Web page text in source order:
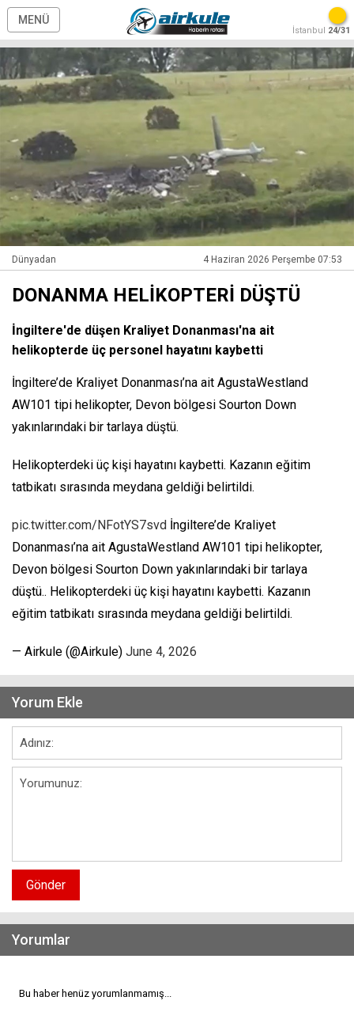
MENÜ
İstanbul 24/31
Dünyadan 4 Haziran 2026 Perşembe 07:53
DONANMA HELİKOPTERİ DÜŞTÜ
İngiltere'de düşen Kraliyet Donanması'na ait
helikopterde üç personel hayatını kaybetti
İngiltere’de Kraliyet Donanması’na ait AgustaWestland
AW101 tipi helikopter, Devon bölgesi Sourton Down
yakınlarındaki bir tarlaya düştü.
Helikopterdeki üç kişi hayatını kaybetti. Kazanın eğitim
tatbikatı sırasında meydana geldiği belirtildi.
pic.twitter.com/NFotYS7svd İngiltere’de Kraliyet
Donanması’na ait AgustaWestland AW101 tipi helikopter,
Devon bölgesi Sourton Down yakınlarındaki bir tarlaya
düştü.. Helikopterdeki üç kişi hayatını kaybetti. Kazanın
eğitim tatbikatı sırasında meydana geldiği belirtildi.
— Airkule (@Airkule) June 4, 2026
Yorum Ekle
Gönder
Yorumlar
Bu haber henüz yorumlanmamış...